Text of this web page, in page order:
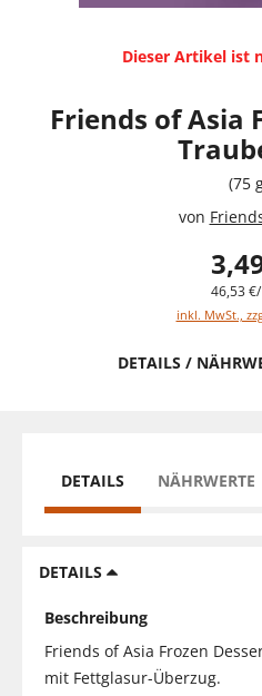
Dieser Artikel ist
Friends of Asia
(75
von
46,53
inkl. MwSt.,
DETAILS /
DETAILS NÄHRWERTE
DETAILS
Beschreibung
Friends of Asia Frozen
mit Fettglasur-Überzug.